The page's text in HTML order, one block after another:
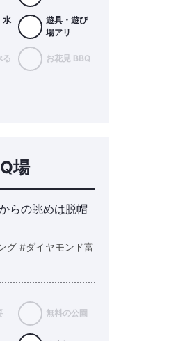
水
遊具・遊び
場アリ
る お花見 BBQ
場
らの眺めは脱帽
グ #ダイヤモンド富
無料の公園